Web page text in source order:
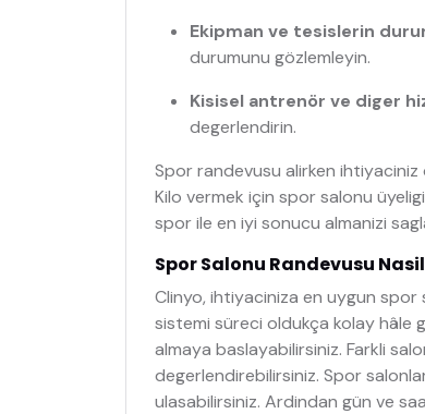
Ekipman ve tesislerin
durumunu gözlemleyin.
Kisisel antrenör ve diger
degerlendirin.
Spor randevusu alirken
Kilo vermek için spor salonu
spor ile en iyi sonucu almanizi
Spor Salonu Randevusu
Clinyo, ihtiyaciniza en uygun
sistemi süreci oldukça kolay hâle
almaya baslayabilirsiniz. Farkli
degerlendirebilirsiniz. Spor
ulasabilirsiniz. Ardindan gün ve